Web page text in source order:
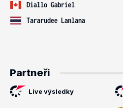
Diallo Gabriel
Tararudee Lanlana
Partneři
Live výsledky